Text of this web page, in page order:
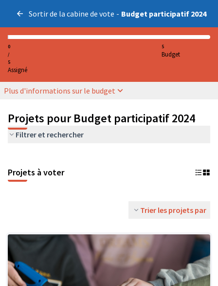
Sortir de la cabine de vote - Budget participatif 2024
0
/
5
Assigné
5
Budget
Plus d'informations sur le budget
Projets pour Budget participatif 2024
Filtrer et rechercher
Projets à voter
Trier les projets par